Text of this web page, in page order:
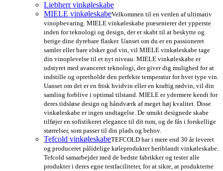
Liebherr vinkøleskabe
MIELE vinkøleskabeVelkommen til en verden af ultimativ
vinopbevaring. MIELE vinkøleskabe præsenterer det ypperste
inden for teknologi og design, der er skabt til at beskytte og
berige dine dyrebare flasker. Uanset om du er en passioneret
samler eller bare elsker god vin, vil MIELE vinkøleskabe tage
din vinoplevelse til et nyt niveau. MIELE vinkøleskabe er
udstyret med avanceret teknologi, der giver dig mulighed for at
indstille og opretholde den perfekte temperatur for hver type vin.
Uanset om det er en frisk hvidvin eller en kraftig rødvin, vil din
samling forblive i optimal tilstand. MIELE er ydermere kendt for
deres tidsløse design og håndværk af meget høj kvalitet. Disse
vinkøleskabe er ingen undtagelse. De smukt designede skabe
tilføjer en sofistikeret elegance til dit rum, og de fås i forskellige
størrelser, som passer til din plads og behov.
Tefcold vinkøleskabeTEFCOLD har i mere end 30 år leveret
og produceret pålidelige køleprodukter heriblandt vinkøleskabe.
Tefcold samarbejder med de bedste fabrikker og tester alle
produkter i deres egne testfaciliteter, for at sikre, at produkterne